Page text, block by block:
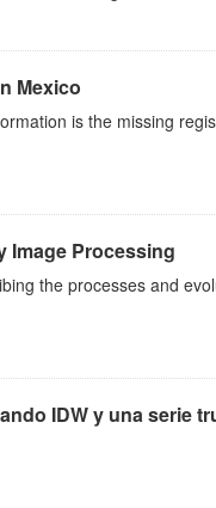
Mexico
is the missing
Image Processing
the processes and
IDW y una serie